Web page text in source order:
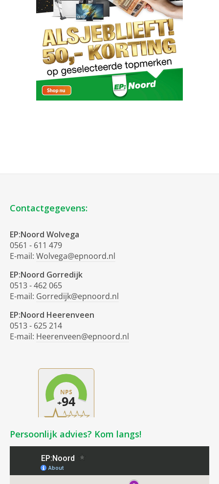
Contactgegevens:
EP:Noord Wolvega
0561 - 611 479
E-mail: Wolvega@epnoord.nl
EP:Noord Gorredijk
0513 - 462 065
E-mail: Gorredijk@epnoord.nl
EP:Noord Heerenveen
0513 - 625 214
E-mail: Heerenveen@epnoord.nl
Persoonlijk advies? Kom langs!